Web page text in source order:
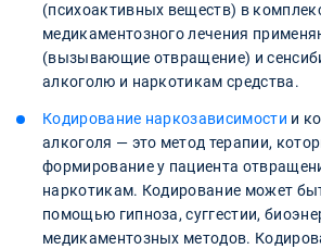
(психоактивных веществ) в
медикаментозного лечения
(вызывающие отвращение) и
алкоголю и наркотикам средства.
Кодирование наркозависимости и
алкоголя — это метод терапии,
формирование у пациента
наркотикам. Кодирование может
помощью гипноза, суггестии,
медикаментозных методов.